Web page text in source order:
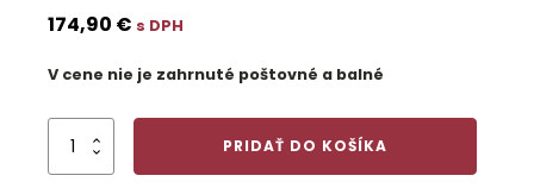
174,90 € s DPH
V cene nie je zahrnuté poštovné a balné
množstvo
PRIDAŤ DO KOŠÍKA